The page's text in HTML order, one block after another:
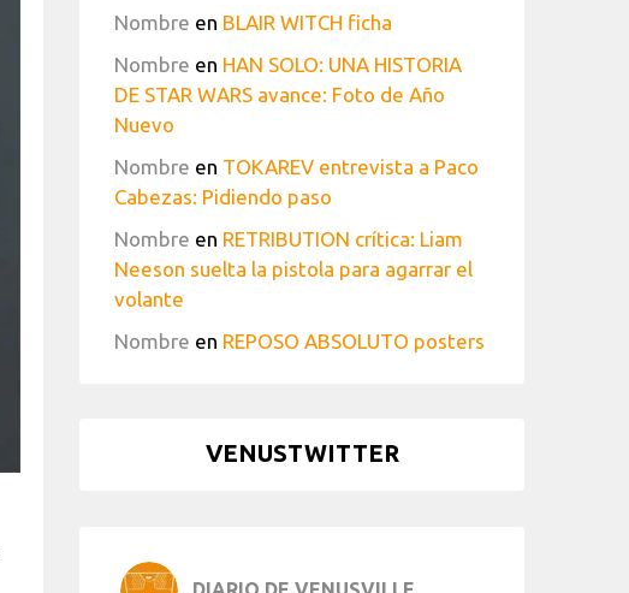
Nombre en BLAIR WITCH ficha
Nombre en HAN SOLO: UNA HISTORIA
DE STAR WARS avance: Foto de Año
Nuevo
Nombre en TOKAREV entrevista a Paco
Cabezas: Pidiendo paso
Nombre en RETRIBUTION crítica: Liam
Neeson suelta la pistola para agarrar el
volante
Nombre en REPOSO ABSOLUTO posters
VENUSTWITTER